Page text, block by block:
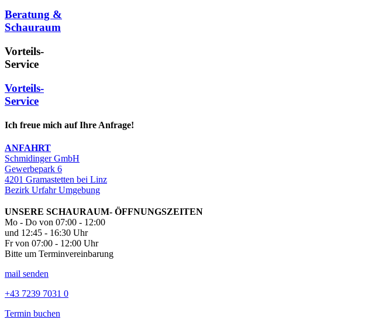
Beratung &
Schauraum
Vorteils-
Service
Vorteils-
Service
Ich freue mich auf Ihre Anfrage!
ANFAHRT
Schmidinger GmbH
Gewerbepark 6
4201 Gramastetten bei Linz
Bezirk Urfahr Umgebung
UNSERE SCHAURAUM- ÖFFNUNGSZEITEN
Mo - Do von 07:00 - 12:00
und 12:45 - 16:30 Uhr
Fr von 07:00 - 12:00 Uhr
Bitte um Terminvereinbarung
mail senden
+43 7239 7031 0
Termin buchen